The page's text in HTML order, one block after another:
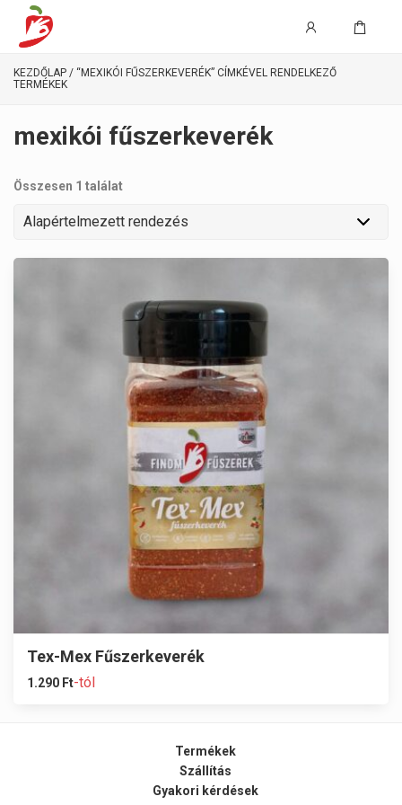
KEZDŐLAP / “MEXIKÓI FŰSZERKEVERÉK” CÍMKÉVEL RENDELKEZŐ
TERMÉKEK
mexikói fűszerkeverék
Összesen 1 találat
Tex-Mex Fűszerkeverék
1.290 Ft-tól
Termékek
Szállítás
Gyakori kérdések